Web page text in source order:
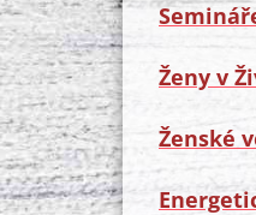
Ženy v
Ženské